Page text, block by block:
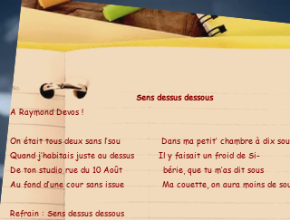
Sens dessus dessous
A Raymond Devos !
On était tous deux sans l’sou Dans ma petit’ chambre à dix sous
Quand j’habitais juste au dessus Il y faisait un froid de Si-
De ton studio rue du 10 Août bérie, que tu m’as dit sous
Au fond d’une cour sans issue Ma couette, on aura moins de
Refrain : Sens dessus dessous